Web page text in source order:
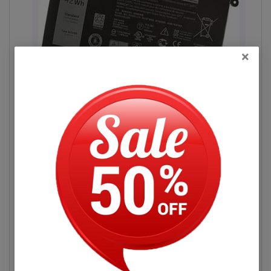
Hình pin Dell Inspiron 7368
Pin Máy Tính Xách Dell Inspiron 7368
Những Hư Hỏng Thường Gặp
Dấu hiệu biết pin máy tính xách tay dell
Inspiron 7368 bị chai. mới cắm điện và một
lúc pin laptop đã báo đầy nhưng khi sử
Đọc thêm
×